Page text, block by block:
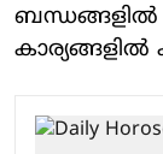
ബന്ധങ്ങളിൽ